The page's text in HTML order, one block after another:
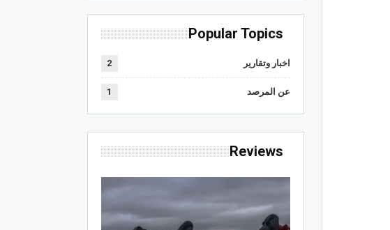
Popular Topics
اخبار وتقارير 2
عن المرصد 1
Reviews